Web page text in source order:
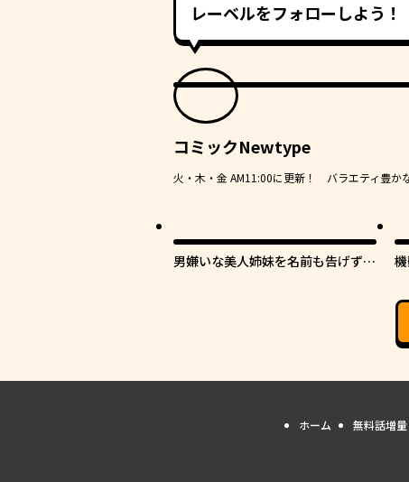
レーベルをフォローしよう！
コミックNewtype
火・木・金 AM11:00に更新！ バラエティ豊
男嫌いな美人姉妹を名前も告げずに
ホーム 無料話増量